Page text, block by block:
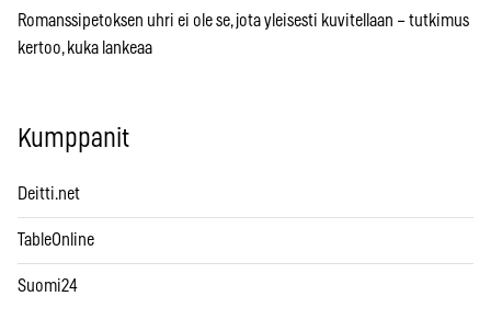
Romanssipetoksen uhri ei ole se, jota yleisesti kuvitellaan – tutkimus
kertoo, kuka lankeaa
Kumppanit
Deitti.net
TableOnline
Suomi24